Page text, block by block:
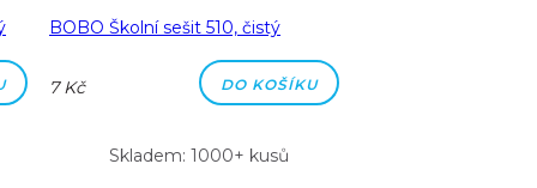
BOBO Školní sešit 510, čistý
7 Kč DO KOŠÍKU
Skladem: 1000+ kusů